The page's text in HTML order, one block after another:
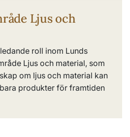
Ljus och
roll inom Lunds
Ljus och material, som
om ljus och material kan
produkter för framtiden